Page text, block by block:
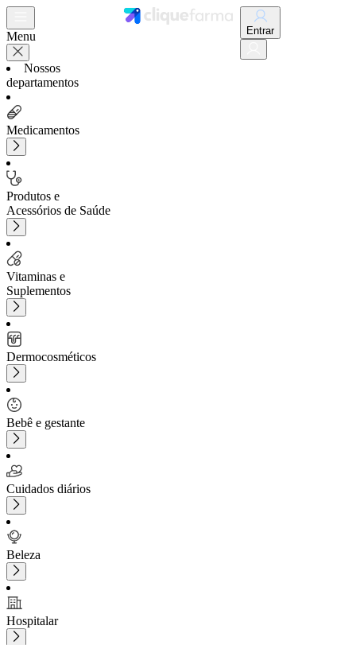
Menu
Nossos
departamentos
Medicamentos
Produtos e
Acessórios de Saúde
Vitaminas e
Suplementos
Dermocosméticos
Bebê e gestante
Cuidados diários
Beleza
Hospitalar
Entrar